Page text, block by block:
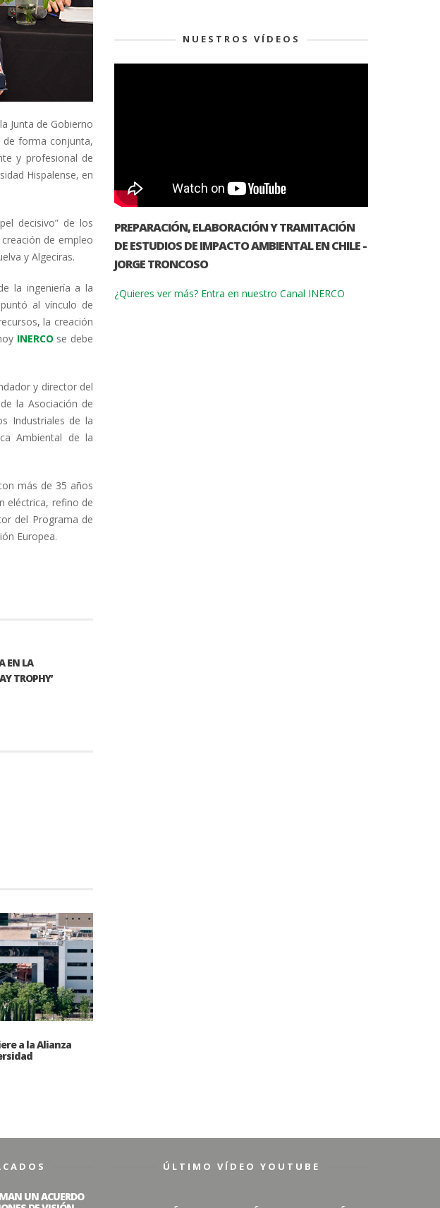
Junta de Gobierno
de forma conjunta,
y profesional de
Hispalense, en
decisivo” de los
de empleo
y Algeciras.
la ingeniería a la
al vínculo de
la creación
INERCO se debe
y director del
la Asociación de
Industriales de la
Ambiental de la
más de 35 años
eléctrica, refino de
del Programa de
Europea.
EN LA
TROPHY’
a la Alianza
NUESTROS VÍDEOS
PREPARACIÓN, ELABORACIÓN Y TRAMITACIÓN
DE ESTUDIOS DE IMPACTO AMBIENTAL EN CHILE -
JORGE TRONCOSO
¿Quieres ver más? Entra en nuestro Canal INERCO
UN ACUERDO
ÚLTIMO VÍDEO YOUTUBE